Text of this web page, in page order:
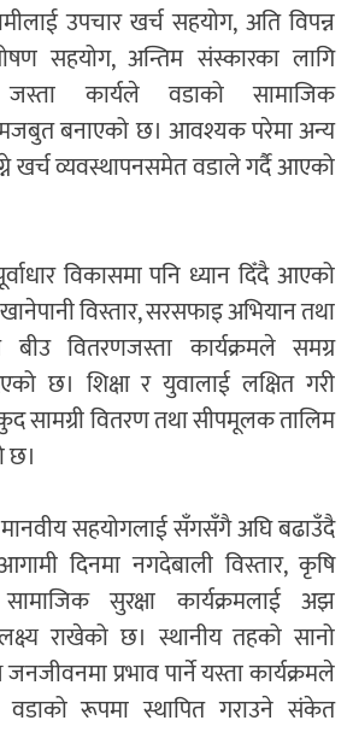
उपचार खर्च सहयोग, अति विपन्न
सहयोग, अन्तिम संस्कारका लागि
कार्यले वडाको सामाजिक
मजबुत बनाएको छ। आवश्यक परेमा अन्य
खर्च व्यवस्थापनसमेत वडाले गर्दै आएको
विकासमा पनि ध्यान दिँदै आएको
विस्तार, सरसफाइ अभियान तथा
वितरणजस्ता कार्यक्रमले समग्र
छ। शिक्षा र युवालाई लक्षित गरी
सामग्री वितरण तथा सीपमूलक तालिम
छ।
मानवीय सहयोगलाई सँगसँगै अघि बढाउँदै
दिनमा नगदेबाली विस्तार, कृषि
सुरक्षा कार्यक्रमलाई अझ
राखेको छ। स्थानीय तहको सानो
प्रभाव पार्ने यस्ता कार्यक्रमले
रूपमा स्थापित गराउने संकेत